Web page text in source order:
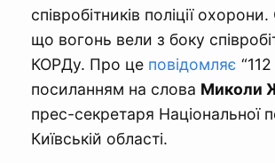
співробітників поліції
що вогонь вели з боку
КОРДу. Про це повідомляє
посиланням на слова Миколи
прес-секретаря Національної
Київській області.